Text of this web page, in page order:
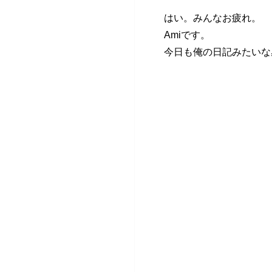
はい。みんなお疲れ。
Amiです。
今日も俺の日記みたい